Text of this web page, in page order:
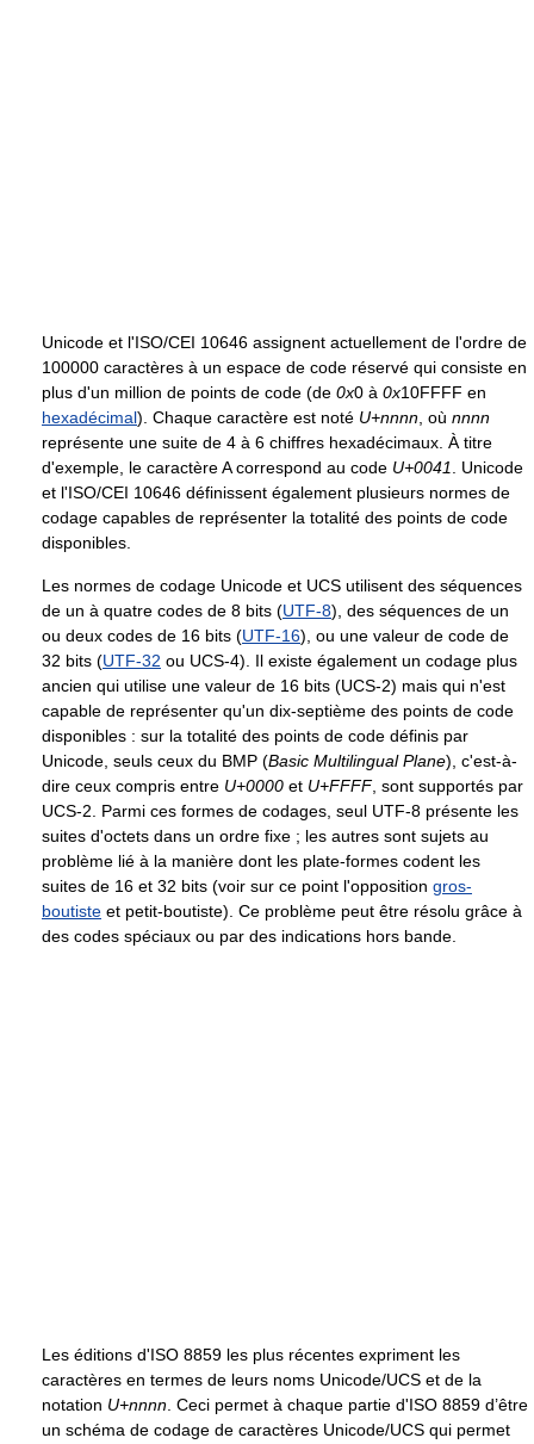
Unicode et l'ISO/CEI 10646 assignent actuellement de l'ordre de
100000 caractères à un espace de code réservé qui consiste en
plus d'un million de points de code (de 0x0 à 0x10FFFF en
hexadécimal). Chaque caractère est noté U+nnnn , où nnnn
représente une suite de 4 à 6 chiffres hexadécimaux. À titre
d'exemple, le caractère A correspond au code U+0041
. Unicode
et l'ISO/CEI 10646 définissent également plusieurs normes de
codage capables de représenter la totalité des points de code
disponibles.
Les normes de codage Unicode et UCS utilisent des séquences
de un à quatre codes de 8 bits (UTF-8), des séquences de un
ou deux codes de 16 bits (UTF-16), ou une valeur de code de
32 bits (UTF-32 ou UCS-4). Il existe également un codage plus
ancien qui utilise une valeur de 16 bits (UCS-2) mais qui n'est
capable de représenter qu'un dix-septième des points de code
disponibles : sur la totalité des points de code définis par
Unicode, seuls ceux du BMP (Basic Multilingual Plane), c'est-à-
dire ceux compris entre U+0000 et U+FFFF, sont supportés par
UCS-2. Parmi ces formes de codages, seul UTF-8 présente les
suites d'octets dans un ordre fixe ; les autres sont sujets au
problème lié à la manière dont les plate-formes codent les
suites de 16 et 32 bits (voir sur ce point l'opposition gros-
boutiste et petit-boutiste). Ce problème peut être résolu grâce à
des codes spéciaux ou par des indications hors bande.
Les éditions d'ISO 8859 les plus récentes expriment les
caractères en termes de leurs noms Unicode/UCS et de la
notation U+nnnn . Ceci permet à chaque partie d'ISO 8859 d’être
un schéma de codage de caractères Unicode/UCS qui permet